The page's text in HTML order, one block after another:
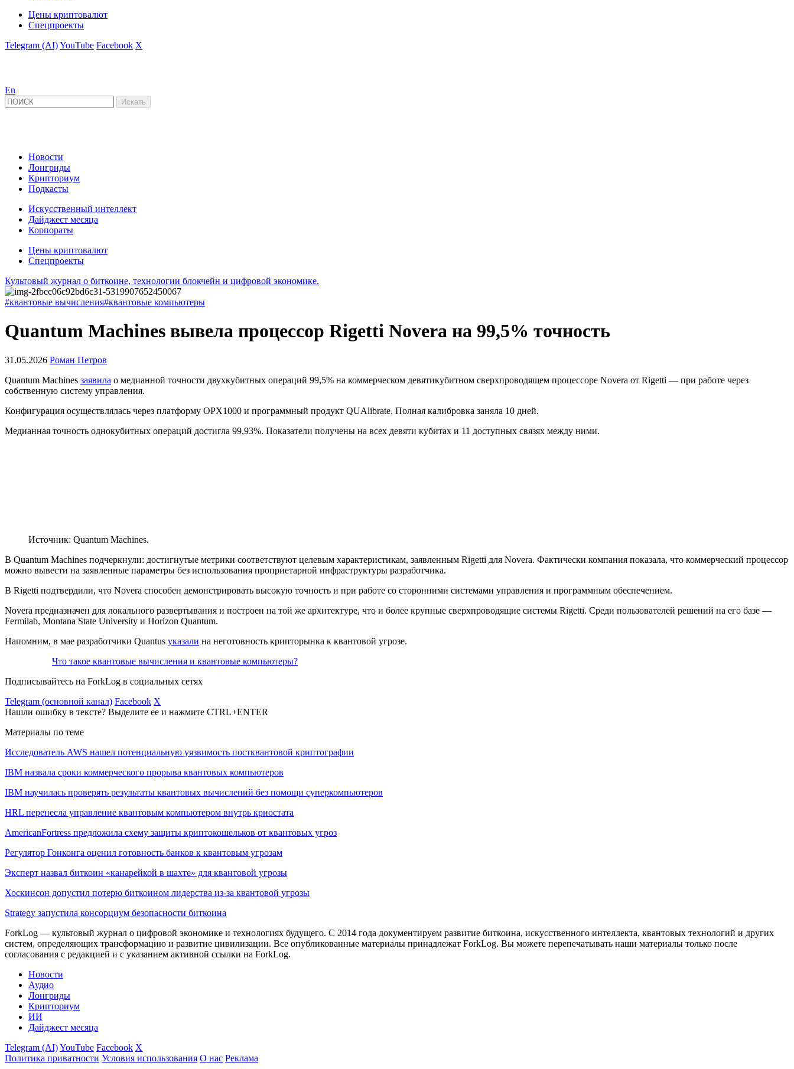
Цены криптовалют
Спецпроекты
Telegram (AI)YouTube Facebook X
En
Новости
Лонгриды
Крипториум
Подкасты
Искусственный интеллект
Дайджест месяца
Корпораты
Цены криптовалют
Спецпроекты
Культовый журнал о биткоине, технологии блокчейн и цифровой экономике.
#квантовые вычисления#квантовые компьютеры
Quantum Machines вывела процессор Rigetti Novera на 99,5% точность
31.05.2026 Роман Петров
Quantum Machines заявила о медианной точности двухкубитных операций 99,5% на коммерческом девятикубитном сверхпроводящем процессоре Novera от Rigetti — при работе через
собственную систему управления.
Конфигурация осуществлялась через платформу OPX1000 и программный продукт QUAlibrate. Полная калибровка заняла 10 дней.
Медианная точность однокубитных операций достигла 99,93%. Показатели получены на всех девяти кубитах и 11 доступных связях между ними.
Источник: Quantum Machines.
В Quantum Machines подчеркнули: достигнутые метрики соответствуют целевым характеристикам, заявленным Rigetti для Novera. Фактически компания показала, что коммерческий процессор
можно вывести на заявленные параметры без использования проприетарной инфраструктуры разработчика.
В Rigetti подтвердили, что Novera способен демонстрировать высокую точность и при работе со сторонними системами управления и программным обеспечением.
Novera предназначен для локального развертывания и построен на той же архитектуре, что и более крупные сверхпроводящие системы Rigetti. Среди пользователей решений на его базе —
Fermilab, Montana State University и Horizon Quantum.
Напомним, в мае разработчики Quantus указали на неготовность крипторынка к квантовой угрозе.
Что такое квантовые вычисления и квантовые компьютеры?
Подписывайтесь на ForkLog в социальных сетях
Telegram (основной канал) Facebook X
Нашли ошибку в тексте? Выделите ее и нажмите CTRL+ENTER
Материалы по теме
Исследователь AWS нашел потенциальную уязвимость постквантовой криптографии
IBM назвала сроки коммерческого прорыва квантовых компьютеров
IBM научилась проверять результаты квантовых вычислений без помощи суперкомпьютеров
HRL перенесла управление квантовым компьютером внутрь криостата
AmericanFortress предложила схему защиты криптокошельков от квантовых угроз
Регулятор Гонконга оценил готовность банков к квантовым угрозам
Эксперт назвал биткоин «канарейкой в шахте» для квантовой угрозы
Хоскинсон допустил потерю биткоином лидерства из-за квантовой угрозы
Strategy запустила консорциум безопасности биткоина
ForkLog — культовый журнал о цифровой экономике и технологиях будущего. С 2014 года документируем развитие биткоина, искусственного интеллекта, квантовых технологий и других
систем, определяющих трансформацию и развитие цивилизации. Все опубликованные материалы принадлежат ForkLog. Вы можете перепечатывать наши материалы только после
согласования с редакцией и с указанием активной ссылки на ForkLog.
Новости
Аудио
Лонгриды
Крипториум
ИИ
Дайджест месяца
Telegram (AI)YouTube Facebook X
Политика приватности Условия использования О нас Реклама